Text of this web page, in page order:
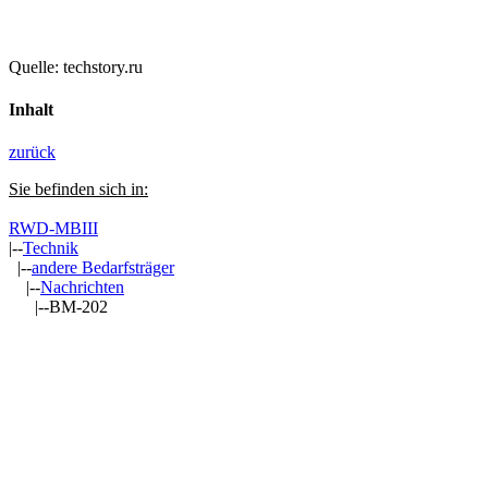
Quelle: techstory.ru
Inhalt
zurück
Sie befinden sich in:
RWD-MBIII
|--Technik
|--andere Bedarfsträger
|--Nachrichten
|--BM-202